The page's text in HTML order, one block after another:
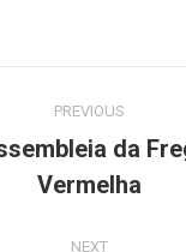
PREVIOUS
Previous
post:
da
Vermelha
NEXT